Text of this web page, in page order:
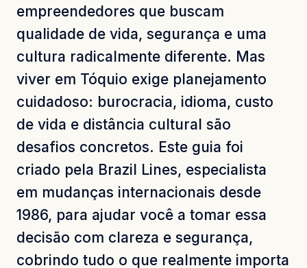
empreendedores que buscam
qualidade de vida, segurança e uma
cultura radicalmente diferente. Mas
viver em Tóquio exige planejamento
cuidadoso: burocracia, idioma, custo
de vida e distância cultural são
desafios concretos. Este guia foi
criado pela Brazil Lines, especialista
em mudanças internacionais desde
1986, para ajudar você a tomar essa
decisão com clareza e segurança,
cobrindo tudo o que realmente importa